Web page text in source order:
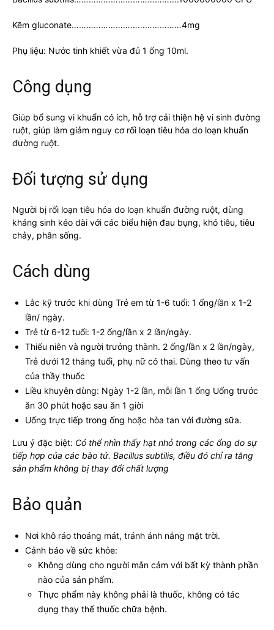
Kẽm gluconate………………………………………4mg
Phụ liệu: Nước tinh khiết vừa đủ 1 ống 10ml.
Công dụng
Giúp bổ sung vi khuẩn có ích, hỗ trợ cải thiện hệ vi sinh đường
ruột, giúp làm giảm nguy cơ rối loạn tiêu hóa do loạn khuẩn
đường ruột.
Đối tượng sử dụng
Người bị rối loạn tiêu hóa do loạn khuẩn đường ruột, dùng
kháng sinh kéo dài với các biểu hiện đau bụng, khó tiêu, tiêu
chảy, phân sống.
Cách dùng
Lắc kỹ trước khi dùng Trẻ em từ 1-6 tuổi: 1 ống/lần x 1-2
lần/ ngày.
Trẻ từ 6-12 tuổi: 1-2 ống/lần x 2 lần/ngày.
Thiếu niên và người trưởng thành. 2 ống/lần x 2 lần/ngày,
Trẻ dưới 12 tháng tuổi, phụ nữ có thai. Dùng theo tư vấn
của thầy thuốc
Liều khuyên dùng: Ngày 1-2 lần, mỗi lần 1 ống Uống trước
ăn 30 phút hoặc sau ăn 1 giời
Uống trực tiếp trong ống hoặc hòa tan với đường sữa.
Lưu ý đặc biệt: Có thể nhìn thấy hạt nhỏ trong các ống do sự
tiếp hợp của các bào tử. Bacillus subtilis, điều đó chỉ ra tăng
sản phẩm không bị thay đổi chất lượng
Bảo quản
Nơi khô ráo thoáng mát, tránh ánh nắng mặt trời.
Cảnh báo về sức khỏe:
Không dùng cho người mẫn cảm với bất kỳ thành phần
nào của sản phẩm.
Thực phẩm này không phải là thuốc, không có tác
dụng thay thế thuốc chữa bệnh.